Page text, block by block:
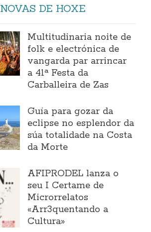
NOVAS DE HOXE
Multitudinaria noite de
folk e electrónica de
vangarda par arrincar
a 41ª Festa da
Carballeira de Zas
Guía para gozar da
eclipse no esplendor da
súa totalidade na Costa
da Morte
AFIPRODEL lanza o
seu I Certame de
Microrrelatos
«Arr3quentando a
Cultura»